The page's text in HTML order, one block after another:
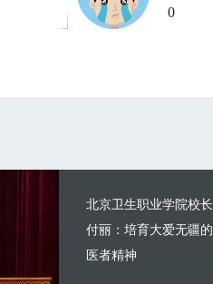
0
北京卫生职业学院校长
付丽：培育大爱无疆的
医者精神